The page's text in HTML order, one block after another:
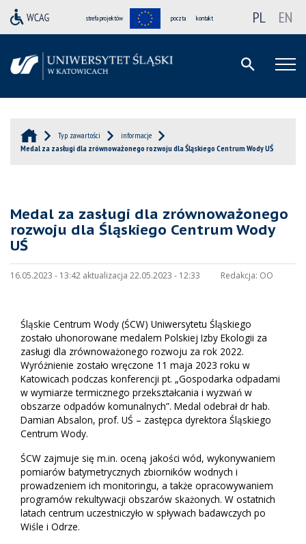
strefa projektów poczta kontakt PL EN
Typ zawartości
informacje
Medal za zasługi dla zrównoważonego rozwoju dla Śląskiego Centrum Wody UŚ
Medal za zasługi dla zrównoważonego
rozwoju dla Śląskiego Centrum Wody
UŚ
16.05.2023 - 13:42 aktualizacja 22.05.2023 - 12:33 Redakcja: OO
Śląskie Centrum Wody (ŚCW) Uniwersytetu Śląskiego
zostało uhonorowane medalem Polskiej Izby Ekologii za
zasługi dla zrównoważonego rozwoju za rok 2022.
Wyróżnienie zostało wręczone 11 maja 2023 roku w
Katowicach podczas konferencji pt. „Gospodarka odpadami
w wymiarze termicznego przekształcania i wyzwań w
obszarze odpadów komunalnych”. Medal odebrał dr hab.
Damian Absalon, prof. UŚ – zastępca dyrektora Śląskiego
Centrum Wody.
ŚCW zajmuje się m.in. oceną jakości wód, wykonywaniem
pomiarów batymetrycznych zbiorników wodnych i
prowadzeniem ich monitoringu, a także opracowywaniem
programów rekultywacji obszarów skażonych. W ostatnich
latach centrum uczestniczyło w spływach badawczych po
Wiśle i Odrze.